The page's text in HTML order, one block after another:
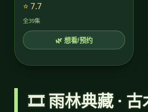
⭐ 7.7
全39集
🌿 想看/预约
🎞️ 雨林典藏 · 古